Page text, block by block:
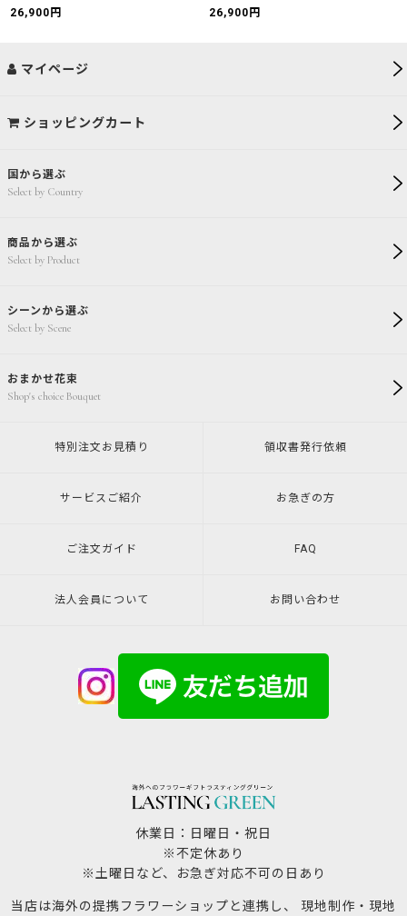
26,900 円
26,900 円
国から選ぶ
Select by Country
商品から選ぶ
Select by Product
シーンから選ぶ
Select by Scene
おまかせ花束
Shop's choice Bouquet
マイページ
ショッピングカート
特別注文 お見積り 領収書発行依頼
サービスご紹介 お急ぎの方
ご注文ガイド FAQ
法人会員について お問い合わせ
休業日：日曜日・祝日
※不定休あり
※土曜日など、お急ぎ対応不可の日あり
当店は海外の提携フラワーショップと連携し、 現地制作・現地